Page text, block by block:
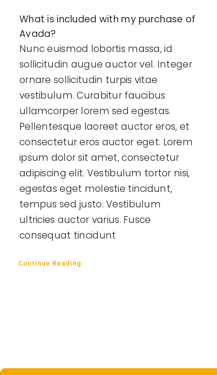
Aktualności
What is included with my purchase of
Avada?
Nunc euismod lobortis massa, id
sollicitudin augue auctor vel. Integer
ornare sollicitudin turpis vitae
vestibulum. Curabitur faucibus
ullamcorper lorem sed egestas.
Pellentesque laoreet auctor eros, et
consectetur eros auctor eget. Lorem
ipsum dolor sit amet, consectetur
adipiscing elit. Vestibulum tortor nisi,
egestas eget molestie tincidunt,
tempus sed justo. Vestibulum
ultricies auctor varius. Fusce
consequat tincidunt
Continue Reading